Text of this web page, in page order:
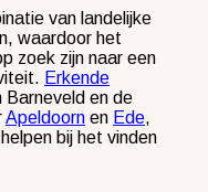
van landelijke
waardoor het
zoek zijn naar een
Erkende
Barneveld en de
Apeldoorn en Ede,
bij het vinden